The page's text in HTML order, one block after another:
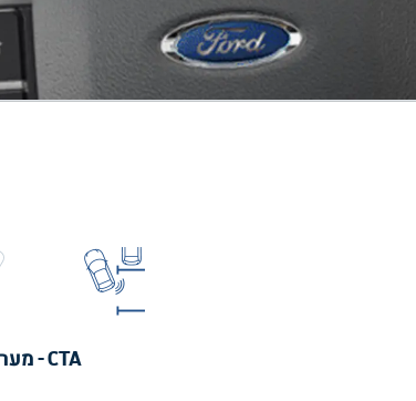
CTA - מערכת חכמה להתרעה מפני תנועה חוצה מאחור